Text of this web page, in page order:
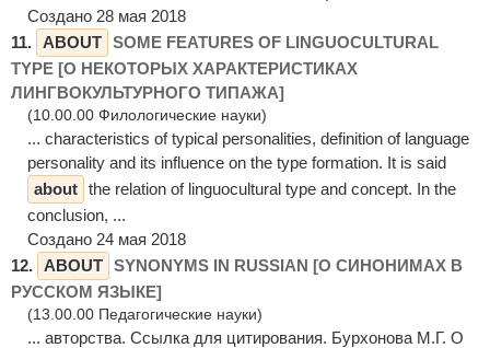
Создано 28 мая 2018
11. ABOUT SOME FEATURES OF LINGUOCULTURAL
TYPE [О НЕКОТОРЫХ ХАРАКТЕРИСТИКАХ
ЛИНГВОКУЛЬТУРНОГО ТИПАЖА]
(10.00.00 Филологические науки)
... characteristics of typical personalities, definition of language
personality and its influence on the type formation. It is said
about the relation of linguocultural type and concept. In the
conclusion, ...
Создано 24 мая 2018
12. ABOUT SYNONYMS IN RUSSIAN [О СИНОНИМАХ В
РУССКОМ ЯЗЫКЕ]
(13.00.00 Педагогические науки)
... авторства. Ссылка для цитирования. Бурхонова М.Г. О